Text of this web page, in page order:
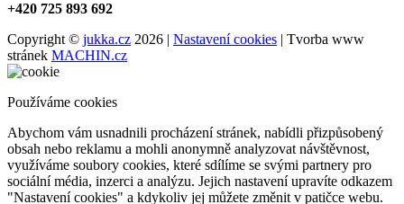
+420 725 893 692
Copyright © jukka.cz 2026 | Nastavení cookies | Tvorba www
stránek MACHIN.cz
Používáme cookies
Abychom vám usnadnili procházení stránek, nabídli přizpůsobený
obsah nebo reklamu a mohli anonymně analyzovat návštěvnost,
využíváme soubory cookies, které sdílíme se svými partnery pro
sociální média, inzerci a analýzu. Jejich nastavení upravíte odkazem
"Nastavení cookies" a kdykoliv jej můžete změnit v patičce webu.